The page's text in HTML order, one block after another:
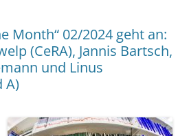
Month“ 02/2024 geht an:
(CeRA), Jannis Bartsch,
und Linus
A)